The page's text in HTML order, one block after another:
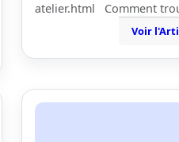
atelier.html Comment
Voir